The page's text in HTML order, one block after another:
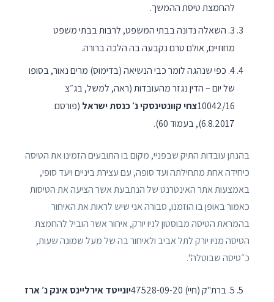
להחמצת טיסת ההמשך.
3. השאלה נדונה בבתי המשפט, לרבות בבתי משפט
מחוזיים, אולם טרם נקבעה בה הלכה ברורה.
4. כפי שנהגה לומר כבי הנשיאה (בדימוס) מרים נאור, בסופו
של יום – הדין נגזר מהעובדות (ראה, למשל, בג״צ
10042/16צחי קוונטינסקי נ׳ כנסת ישראל (פורסם
6.8.2017), בעמוד 60).
בהנתן עובדות התיק שבפניי, מקום בו התובעים הזמינו את הטיסה
כיחידה אחת מתחילתה ועד סופה, עם עצירת ביניים ויעד סופי,
באמצעות אתר האינטרנט של הנתבעת אשר הציעה את הטיסות
כאמור באופן בו הוזמנו, סבורה אני שיש לראות את האיחור
בהמראת הטיסה מבוסטון לניו יורק, איחור אשר הוביל להחמצת
הטיסה מניו יורק לתל אביב ולאיחור בה של מעל שמונה שעות,
כ״טיסה שבוטלה".
5. ברת"ק (חיי) 47528-09-20
יונייטד אירליינס אינק נ׳ ארז